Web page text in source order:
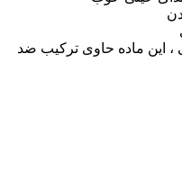
این ماده حاوی ترکیب ضد